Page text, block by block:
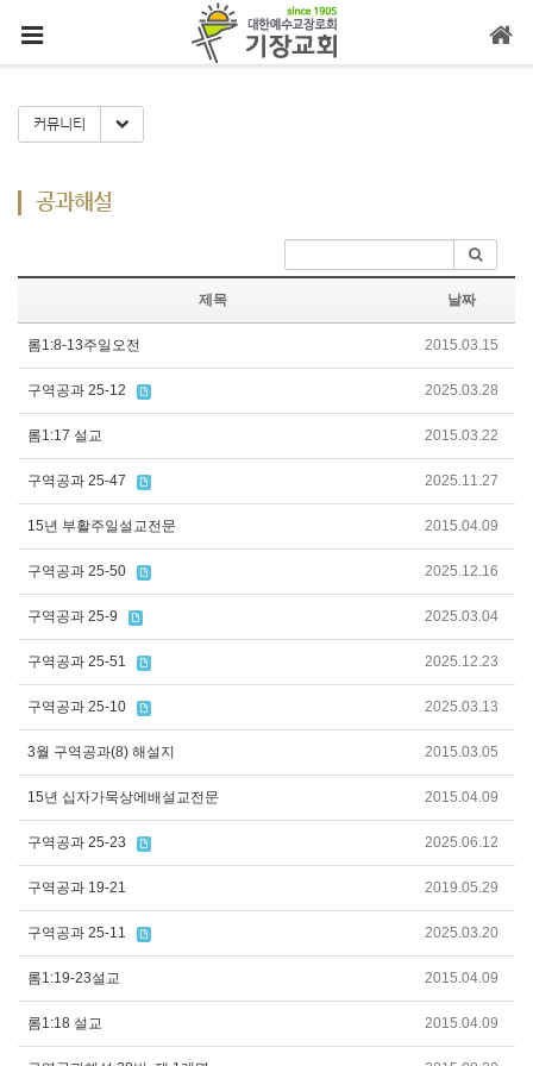
커뮤니티 Toggle Dropdown
공과해설
제목 날짜
롬1:8-13주일오전 2015.03.15
구역공과 25-12 2025.03.28
롬1:17 설교 2015.03.22
구역공과 25-47 2025.11.27
15년 부활주일설교전문 2015.04.09
구역공과 25-50 2025.12.16
구역공과 25-9 2025.03.04
구역공과 25-51 2025.12.23
구역공과 25-10 2025.03.13
3월 구역공과(8) 해설지 2015.03.05
15년 십자가묵상에배설교전문 2015.04.09
구역공과 25-23 2025.06.12
구역공과 19-21 2019.05.29
구역공과 25-11 2025.03.20
롬1:19-23설교 2015.04.09
롬1:18 설교 2015.04.09